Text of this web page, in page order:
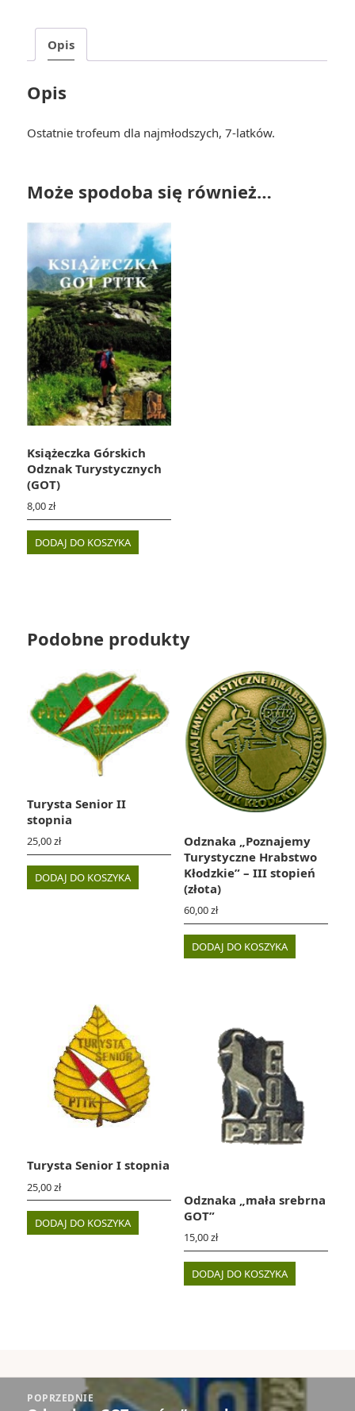
złota
Opis
Opis
Ostatnie trofeum dla najmłodszych, 7-latków.
Może spodoba się również…
Książeczka Górskich
Odznak Turystycznych
(GOT)
8,00zł
DODAJ DO KOSZYKA
Podobne produkty
Turysta Senior II
stopnia
25,00zł
DODAJ DO KOSZYKA
Odznaka „Poznajemy
Turystyczne Hrabstwo
Kłodzkie” – III stopień
(złota)
60,00zł
DODAJ DO KOSZYKA
Turysta Senior I stopnia
25,00zł
DODAJ DO KOSZYKA
Odznaka „mała srebrna
GOT”
15,00zł
DODAJ DO KOSZYKA
wpisuPOPRZEDNIE